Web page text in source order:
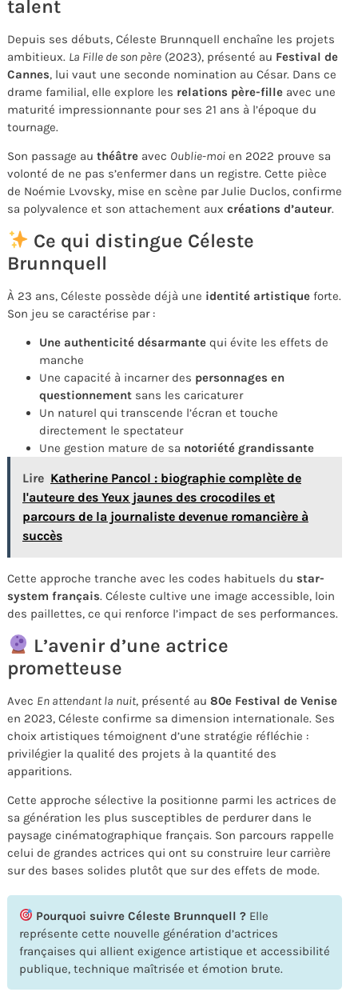
talent
Depuis ses débuts, Céleste Brunnquell enchaîne les projets
ambitieux. La Fille de son père (2023), présenté au Festival de
Cannes, lui vaut une seconde nomination au César. Dans ce
drame familial, elle explore les relations père-fille avec une
maturité impressionnante pour ses 21 ans à l’époque du
tournage.
Son passage au théâtre avec Oublie-moi en 2022 prouve sa
volonté de ne pas s’enfermer dans un registre. Cette pièce
de Noémie Lvovsky, mise en scène par Julie Duclos, confirme
sa polyvalence et son attachement aux créations d’auteur.
Ce qui distingue Céleste
Brunnquell
À 23 ans, Céleste possède déjà une identité artistique forte.
Son jeu se caractérise par :
Une authenticité désarmante qui évite les effets de
manche
Une capacité à incarner des personnages en
questionnement sans les caricaturer
Un naturel qui transcende l’écran et touche
directement le spectateur
Une gestion mature de sa notoriété grandissante
Lire Katherine Pancol : biographie complète de
l'auteure des Yeux jaunes des crocodiles et
parcours de la journaliste devenue romancière à
succès
Cette approche tranche avec les codes habituels du star-
system français. Céleste cultive une image accessible, loin
des paillettes, ce qui renforce l’impact de ses performances.
L’avenir d’une actrice
prometteuse
Avec En attendant la nuit, présenté au 80e Festival de Venise
en 2023, Céleste confirme sa dimension internationale. Ses
choix artistiques témoignent d’une stratégie réfléchie :
privilégier la qualité des projets à la quantité des
apparitions.
Cette approche sélective la positionne parmi les actrices de
sa génération les plus susceptibles de perdurer dans le
paysage cinématographique français. Son parcours rappelle
celui de grandes actrices qui ont su construire leur carrière
sur des bases solides plutôt que sur des effets de mode.
Pourquoi suivre Céleste Brunnquell ? Elle
représente cette nouvelle génération d’actrices
françaises qui allient exigence artistique et accessibilité
publique, technique maîtrisée et émotion brute.